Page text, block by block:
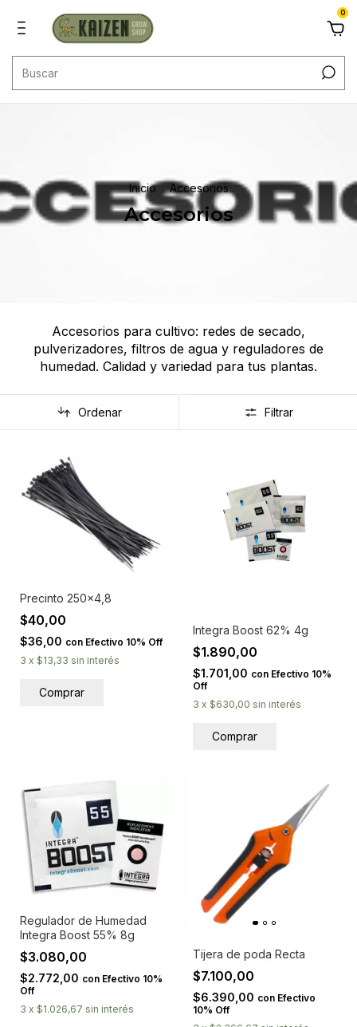
0
Inicio . Accesorios
Accesorios
Accesorios para cultivo: redes de secado,
pulverizadores, filtros de agua y reguladores de
humedad. Calidad y variedad para tus plantas.
Ordenar Filtrar
Precinto 250x4,8
$40,00
$36,00 con Efectivo 10% Off
3 x $13,33 sin interés
Integra Boost 62% 4g
$1.890,00
$1.701,00 con Efectivo 10%
Off
3 x $630,00 sin interés
Regulador de Humedad
Integra Boost 55% 8g
$3.080,00
$2.772,00 con Efectivo 10%
Off
3 x $1.026,67 sin interés
Tijera de poda Recta
$7.100,00
$6.390,00 con Efectivo
10% Off